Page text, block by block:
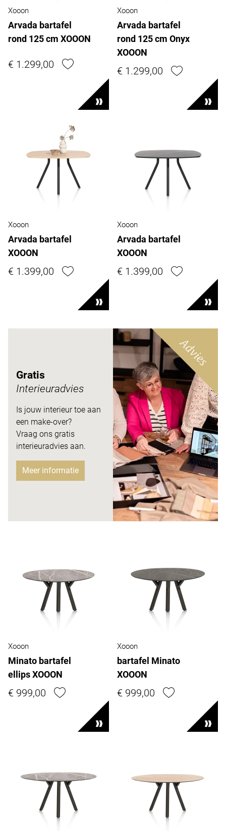
Xooon
Arvada bartafel
rond 125 cm XOOON
€ 1.299,00
Xooon
Arvada bartafel
rond 125 cm Onyx
XOOON
€ 1.299,00
Xooon
Arvada bartafel
XOOON
€ 1.399,00
Xooon
Arvada bartafel
XOOON
€ 1.399,00
Gratis
Interieuradvies
Is jouw interieur toe aan
een make-over?
Vraag ons gratis
interieuradvies aan.
Meer informatie
Advies
Xooon
Minato bartafel
ellips XOOON
€ 999,00
Xooon
bartafel Minato
XOOON
€ 999,00